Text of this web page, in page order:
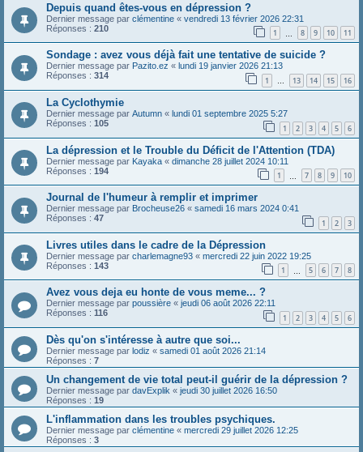
Depuis quand êtes-vous en dépression ?
Dernier message par clémentine « vendredi 13 février 2026 22:31
Réponses : 210 1 8 9 10 11
Sondage : avez vous déjà fait une tentative de suicide ?
Dernier message par Pazito.ez « lundi 19 janvier 2026 21:13
Réponses : 314 1 … 13 14 15 16
La Cyclothymie
Dernier message par Autumn « lundi 01 septembre 2025 5:27
Réponses : 105 1 2 3 4 5 6
La dépression et le Trouble du Déficit de l'Attention (TDA)
Dernier message par Kayaka « dimanche 28 juillet 2024 10:11
Réponses : 194 1 7 8 9 10
Journal de l'humeur à remplir et imprimer
Dernier message par Brocheuse26 « samedi 16 mars 2024 0:41
Réponses : 47 1 2 3
Livres utiles dans le cadre de la Dépression
Dernier message par charlemagne93 « mercredi 22 juin 2022 19:25
Réponses : 143 1 5 6 7 8
Avez vous deja eu honte de vous meme... ?
Dernier message par poussière « jeudi 06 août 2026 22:11
Réponses : 116 1 2 3 4 5 6
Dès qu'on s'intéresse à autre que soi...
Dernier message par lodiz « samedi 01 août 2026 21:14
Réponses : 7
Un changement de vie total peut-il guérir de la dépression ?
Dernier message par davExplik « jeudi 30 juillet 2026 16:50
Réponses : 19
L'inflammation dans les troubles psychiques.
Dernier message par clémentine « mercredi 29 juillet 2026 12:25
Réponses : 3